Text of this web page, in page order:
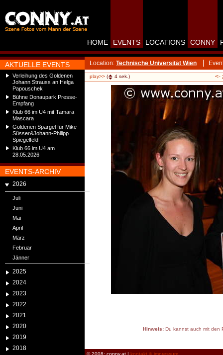
AKTUELLE EVENTS
Verleihung des Goldenen
Johann Strauss an Helga
Papouschek
Bühne Donaupark Presse-
Empfang
Klub 66 im U4 mit Tamara
Mascara
Goldenen Spargel für Mike
Süsser&Johann-Philipp
Spiegelfeld
Klub 66 im U4 am
28.05.2026
EVENTS-ARCHIV
2026
Juli
Juni
Mai
April
März
Februar
Jänner
2025
2024
2023
2022
2021
2020
2019
2018
HOME EVENTS LOCATIONS CONNY
Location: Technische Universität Wien
play>> ( 4 sek.) <-
Hinweis:Du kannst auch mit den